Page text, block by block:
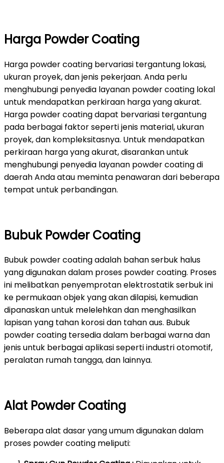
Harga Powder Coating
Harga powder coating bervariasi tergantung lokasi,
ukuran proyek, dan jenis pekerjaan. Anda perlu
menghubungi penyedia layanan powder coating lokal
untuk mendapatkan perkiraan harga yang akurat.
Harga powder coating dapat bervariasi tergantung
pada berbagai faktor seperti jenis material, ukuran
proyek, dan kompleksitasnya. Untuk mendapatkan
perkiraan harga yang akurat, disarankan untuk
menghubungi penyedia layanan powder coating di
daerah Anda atau meminta penawaran dari beberapa
tempat untuk perbandingan.
Bubuk Powder Coating
Bubuk powder coating adalah bahan serbuk halus
yang digunakan dalam proses powder coating. Proses
ini melibatkan penyemprotan elektrostatik serbuk ini
ke permukaan objek yang akan dilapisi, kemudian
dipanaskan untuk melelehkan dan menghasilkan
lapisan yang tahan korosi dan tahan aus. Bubuk
powder coating tersedia dalam berbagai warna dan
jenis untuk berbagai aplikasi seperti industri otomotif,
peralatan rumah tangga, dan lainnya.
Alat Powder Coating
Beberapa alat dasar yang umum digunakan dalam
proses powder coating meliputi: